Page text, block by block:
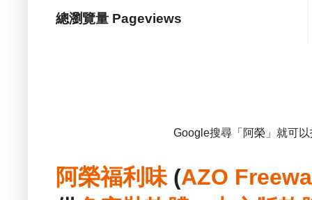
總瀏覽量 Pageviews
Google搜尋「阿榮」就可
阿榮福利味(AZO